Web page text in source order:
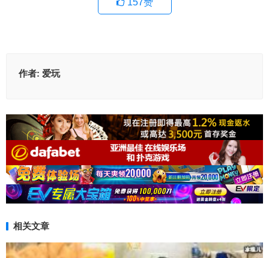
作者: 爱玩
相关文章